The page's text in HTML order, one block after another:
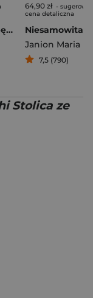
Aż zaciśnie się pętla. Opowieści o męskiej depresji
64,90 zł -
cena detaliczna
Janion Maria
7,5 (790)
Stolica ze